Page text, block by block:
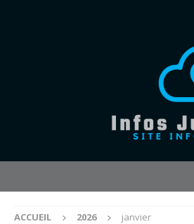
ACCUEIL 2026 janvier